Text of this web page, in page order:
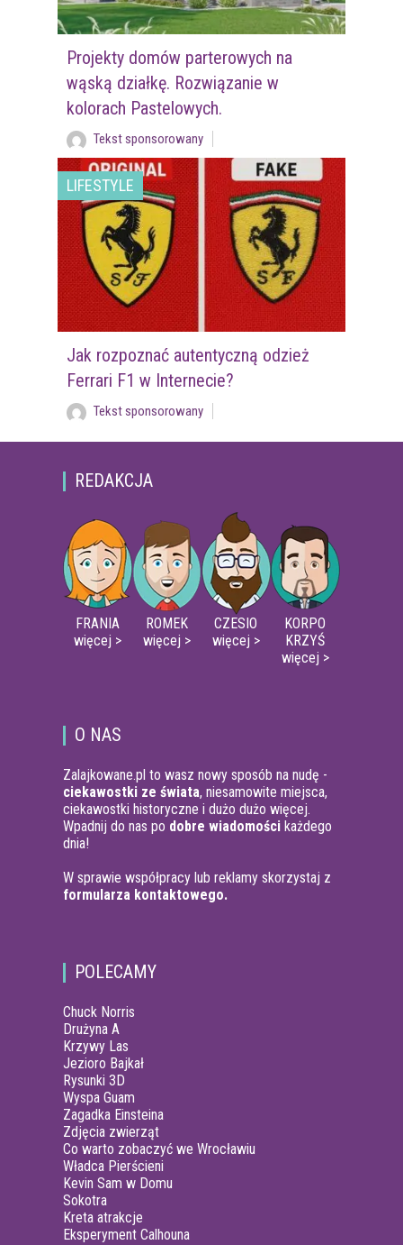
Projekty domów parterowych na
wąską działkę. Rozwiązanie w
kolorach Pastelowych.
Tekst sponsorowany
LIFESTYLE
Jak rozpoznać autentyczną odzież
Ferrari F1 w Internecie?
Tekst sponsorowany
REDAKCJA
FRANIA
więcej >
ROMEK
więcej >
CZESIO
więcej >
KORPO
KRZYŚ
więcej >
O NAS
Zalajkowane.pl to wasz nowy sposób na nudę -
ciekawostki ze świata, niesamowite miejsca,
ciekawostki historyczne i dużo dużo więcej.
Wpadnij do nas po dobre wiadomości każdego
dnia!
W sprawie współpracy lub reklamy skorzystaj z
formularza kontaktowego.
POLECAMY
Chuck Norris
Drużyna A
Krzywy Las
Jezioro Bajkał
Rysunki 3D
Wyspa Guam
Zagadka Einsteina
Zdjęcia zwierząt
Co warto zobaczyć we Wrocławiu
Władca Pierścieni
Kevin Sam w Domu
Sokotra
Kreta atrakcje
Eksperyment Calhouna